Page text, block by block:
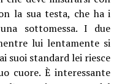
la sua testa, che ha i
sottomessa. I due
lui lentamente si
suoi standard lei riesce
cuore. È interessante